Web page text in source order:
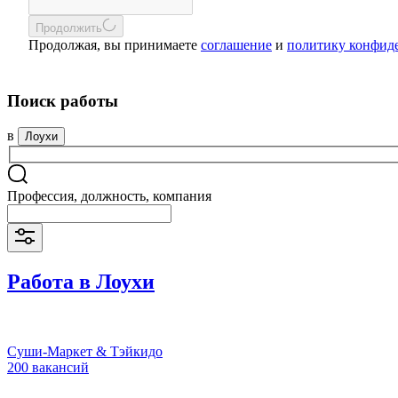
Продолжить
Продолжая, вы принимаете соглашение и политику
Поиск работы
в Лоухи
Профессия, должность, компания
Работа в Лоухи
Суши-Маркет & Тэйкидо
200 вакансий